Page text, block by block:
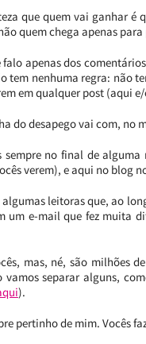
que quem vai ganhar é
quem chega apenas
falo apenas dos
tem nenhuma regra: não
em qualquer post (aqui
do desapego vai com,
no final de
verem), e aqui no blog
leitoras que, ao
e-mail que fez muita
mas, né, são milhões
vamos separar alguns,
).
pertinho de mim. Vocês